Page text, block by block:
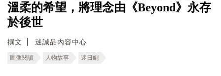
溫柔的希望，將理念由《Beyond》永存
於後世
撰文 迷誠品內容中心
圖像閱讀 人物故事 迷日劇